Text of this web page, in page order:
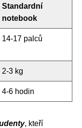
Standardní
notebook
14-17 palců
2-3 kg
4-6 hodin
, kteří